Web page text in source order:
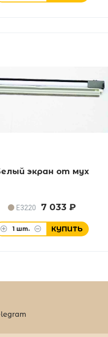
экран от мух
E3220 7 033 ₽
1 шт. КУПИТЬ